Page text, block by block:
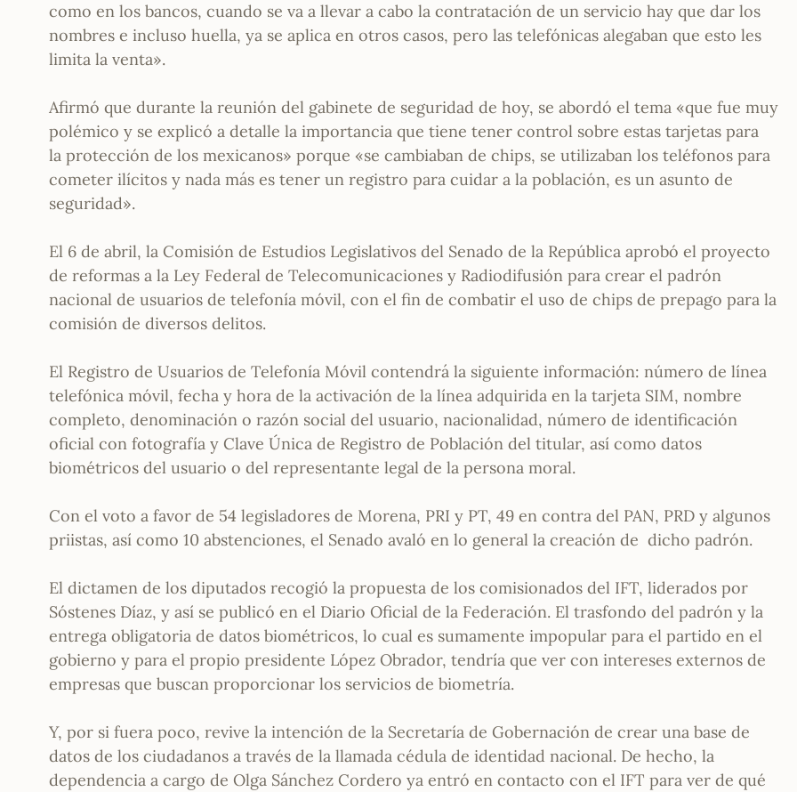
como en los bancos, cuando se va a llevar a cabo la contratación de un servicio hay que dar los
nombres e incluso huella, ya se aplica en otros casos, pero las telefónicas alegaban que esto les
limita la venta».
Afirmó que durante la reunión del gabinete de seguridad de hoy, se abordó el tema «que fue muy
polémico y se explicó a detalle la importancia que tiene tener control sobre estas tarjetas para
la protección de los mexicanos» porque «se cambiaban de chips, se utilizaban los teléfonos para
cometer ilícitos y nada más es tener un registro para cuidar a la población, es un asunto de
seguridad».
El 6 de abril, la Comisión de Estudios Legislativos del Senado de la República aprobó el proyecto
de reformas a la Ley Federal de Telecomunicaciones y Radiodifusión para crear el padrón
nacional de usuarios de telefonía móvil, con el fin de combatir el uso de chips de prepago para la
comisión de diversos delitos.
El Registro de Usuarios de Telefonía Móvil contendrá la siguiente información: número de línea
telefónica móvil, fecha y hora de la activación de la línea adquirida en la tarjeta SIM, nombre
completo, denominación o razón social del usuario, nacionalidad, número de identificación
oficial con fotografía y Clave Única de Registro de Población del titular, así como datos
biométricos del usuario o del representante legal de la persona moral.
Con el voto a favor de 54 legisladores de Morena, PRI y PT, 49 en contra del PAN, PRD y algunos
priistas, así como 10 abstenciones, el Senado avaló en lo general la creación de dicho padrón.
El dictamen de los diputados recogió la propuesta de los comisionados del IFT, liderados por
Sóstenes Díaz, y así se publicó en el Diario Oficial de la Federación. El trasfondo del padrón y la
entrega obligatoria de datos biométricos, lo cual es sumamente impopular para el partido en el
gobierno y para el propio presidente López Obrador, tendría que ver con intereses externos de
empresas que buscan proporcionar los servicios de biometría.
Y, por si fuera poco, revive la intención de la Secretaría de Gobernación de crear una base de
datos de los ciudadanos a través de la llamada cédula de identidad nacional. De hecho, la
dependencia a cargo de Olga Sánchez Cordero ya entró en contacto con el IFT para ver de qué